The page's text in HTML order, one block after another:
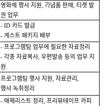
영화제 행사 지원, 기념품 판매, 티켓 발
권 업무
- ID 카드 발급
- 게스트 패키지 배부
- 프로그램팀 업무에 필요한 자료정리
- 각종 자료복사, 우편발송 등의 업무 지
원.
프로그램팀 행사 지원, 자료관리,
행사 녹취정리
- 매체리스트 정리, 프리뷰테이프 카피